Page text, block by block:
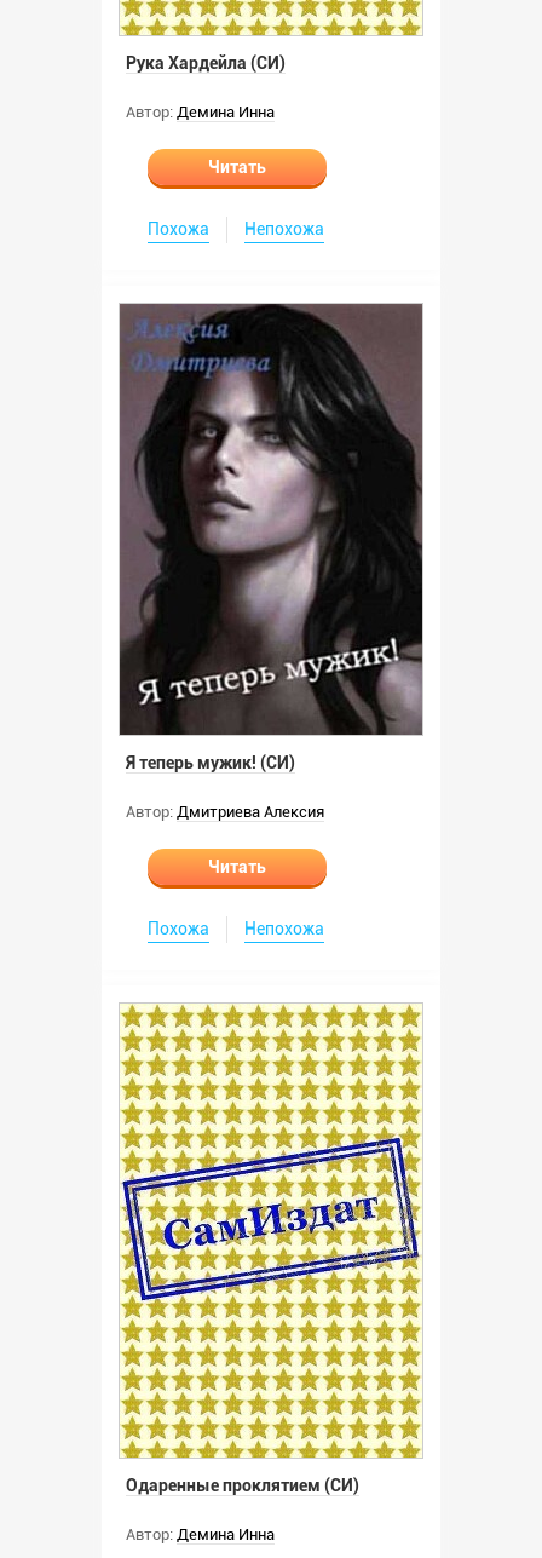
Рука Хардейла (СИ)
Автор: Демина Инна
Читать
Похожа Непохожа
Я теперь мужик! (СИ)
Автор: Дмитриева Алексия
Читать
Похожа Непохожа
Одаренные проклятием (СИ)
Автор: Демина Инна